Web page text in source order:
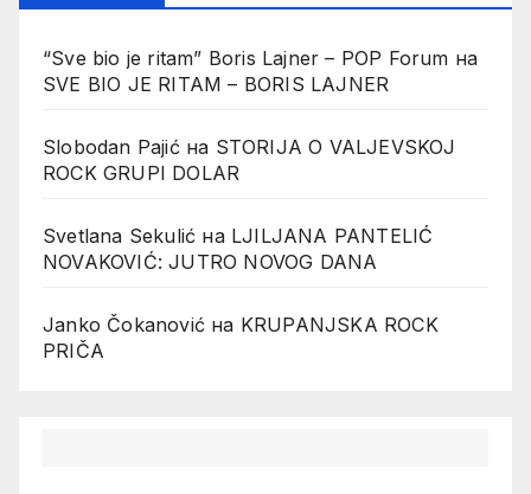
“Sve bio je ritam” Boris Lajner – POP Forum на
SVE BIO JE RITAM – BORIS LAJNER
Slobodan Pajićна STORIJA O VALJEVSKOJ
ROCK GRUPI DOLAR
Svetlana Sekulić на LJILJANA PANTELIĆ
NOVAKOVIĆ: JUTRO NOVOG DANA
Janko Čokanović на KRUPANJSKA ROCK
PRIČA